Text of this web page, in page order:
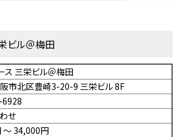
ビル＠梅田
ス 三栄ビル＠梅田
市北区豊崎3-20-9 三栄ビル 8F
せ
〜 34,000円